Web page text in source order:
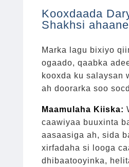
Kooxdaada
Shakhsi
Marka lagu bixiyo
ogaado, qaabka
kooxda ku salaysan
ah doorarka soo
Maamulaha Kiiska:
caawiyaa buuxinta
aasaasiga ah, sida
xirfadaha si looga
dhibaatooyinka,